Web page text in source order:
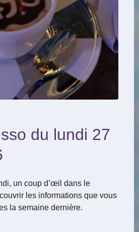
du lundi 27
un coup d’œil dans le
les informations que vous
la semaine dernière.